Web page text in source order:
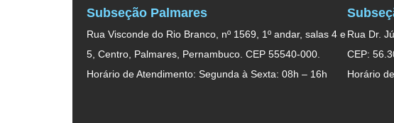
Subseção Palmares
Rua Visconde do Rio Branco, nº 1569, 1º andar, salas 4 e
5, Centro, Palmares, Pernambuco. CEP 55540-000.
Horário de Atendimento: Segunda à Sexta: 08h – 16h
Rua Dr.
CEP:
Horário